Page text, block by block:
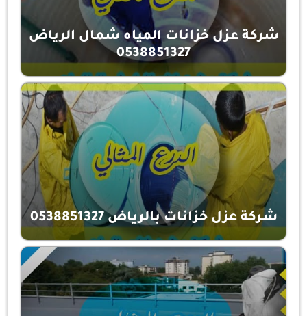
شركة عزل خزانات المياه شمال الرياض
0538851327
شركة عزل خزانات بالرياض 0538851327